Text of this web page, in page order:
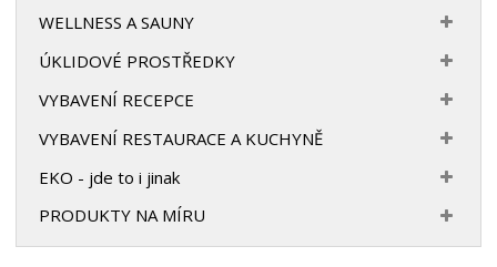
WELLNESS A SAUNY
ÚKLIDOVÉ PROSTŘEDKY
VYBAVENÍ RECEPCE
VYBAVENÍ RESTAURACE A KUCHYNĚ
EKO - jde to i jinak
PRODUKTY NA MÍRU